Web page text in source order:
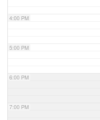
4:00 PM
5:00 PM
6:00 PM
7:00 PM